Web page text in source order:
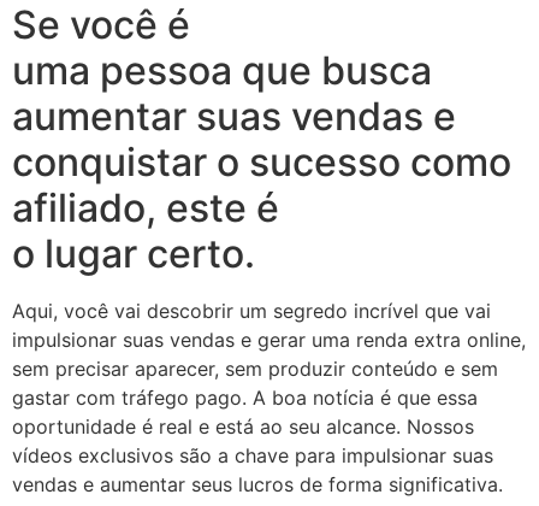
Se você é
uma pessoa que busca
aumentar suas vendas e
conquistar o sucesso como
afiliado, este é
o lugar certo.
Aqui, você vai descobrir um segredo incrível que vai
impulsionar suas vendas e gerar uma renda extra online,
sem precisar aparecer, sem produzir conteúdo e sem
gastar com tráfego pago. A boa notícia é que essa
oportunidade é real e está ao seu alcance. Nossos
vídeos exclusivos são a chave para impulsionar suas
vendas e aumentar seus lucros de forma significativa.